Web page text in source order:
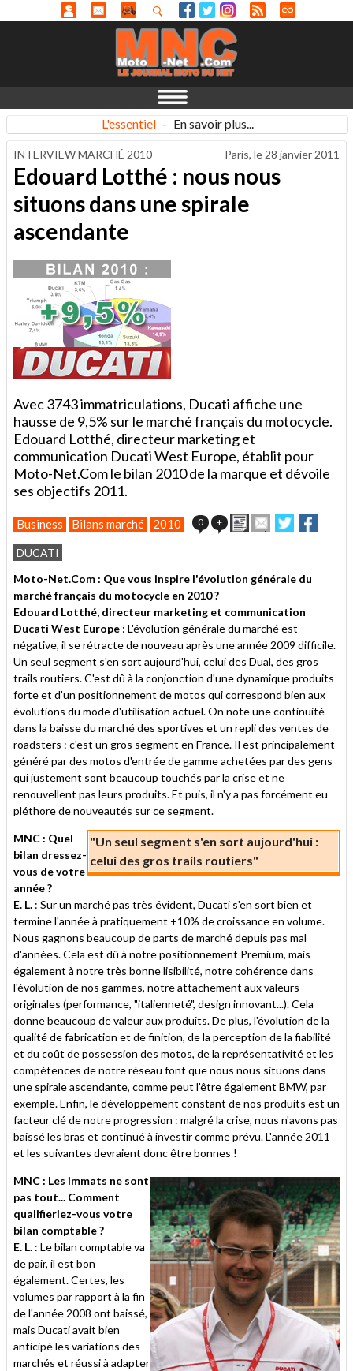
L'essentiel - En savoir plus...
INTERVIEW MARCHÉ 2010 Paris, le 28 janvier 2011
Edouard Lotthé : nous nous
situons dans une spirale
ascendante
Avec 3743 immatriculations, Ducati affiche une
hausse de 9,5% sur le marché français du motocycle.
Edouard Lotthé, directeur marketing et
communication Ducati West Europe, établit pour
Moto-Net.Com le bilan 2010 de la marque et dévoile
ses objectifs 2011.
Business Bilans marché 2010 0 + ImprimerEnvoyer
cet
un
ami
Partager
sur
sur
DUCATI
Moto-Net.Com : Que vous inspire l'évolution générale du
marché français du motocycle en 2010 ?
Edouard Lotthé, directeur marketing et communication
Ducati West Europe : L'évolution générale du marché est
négative, il se rétracte de nouveau après une année 2009 difficile.
Un seul segment s'en sort aujourd'hui, celui des Dual, des gros
trails routiers. C'est dû à la conjonction d'une dynamique produits
forte et d'un positionnement de motos qui correspond bien aux
évolutions du mode d'utilisation actuel. On note une continuité
dans la baisse du marché des sportives et un repli des ventes de
roadsters : c'est un gros segment en France. Il est principalement
généré par des motos d'entrée de gamme achetées par des gens
qui justement sont beaucoup touchés par la crise et ne
renouvellent pas leurs produits. Et puis, il n'y a pas forcément eu
pléthore de nouveautés sur ce segment.
"Un seul segment s'en sort aujourd'hui :
celui des gros trails routiers"
MNC : Quel
bilan dressez-
vous de votre
année ?
E. L. : Sur un marché pas très évident, Ducati s'en sort bien et
termine l'année à pratiquement +10% de croissance en volume.
Nous gagnons beaucoup de parts de marché depuis pas mal
d'années. Cela est dû à notre positionnement Premium, mais
également à notre très bonne lisibilité, notre cohérence dans
l'évolution de nos gammes, notre attachement aux valeurs
originales (performance, "italienneté", design innovant...). Cela
donne beaucoup de valeur aux produits. De plus, l'évolution de la
qualité de fabrication et de finition, de la perception de la fiabilité
et du coût de possession des motos, de la représentativité et les
compétences de notre réseau font que nous nous situons dans
une spirale ascendante, comme peut l'être également BMW, par
exemple. Enfin, le développement constant de nos produits est un
facteur clé de notre progression : malgré la crise, nous n'avons pas
baissé les bras et continué à investir comme prévu. L'année 2011
et les suivantes devraient donc être bonnes !
MNC : Les immats ne sont
pas tout... Comment
qualifieriez-vous votre
bilan comptable ?
E. L. : Le bilan comptable va
de pair, il est bon
également. Certes, les
volumes par rapport à la fin
de l'année 2008 ont baissé,
mais Ducati avait bien
anticipé les variations des
marchés et réussi à adapter